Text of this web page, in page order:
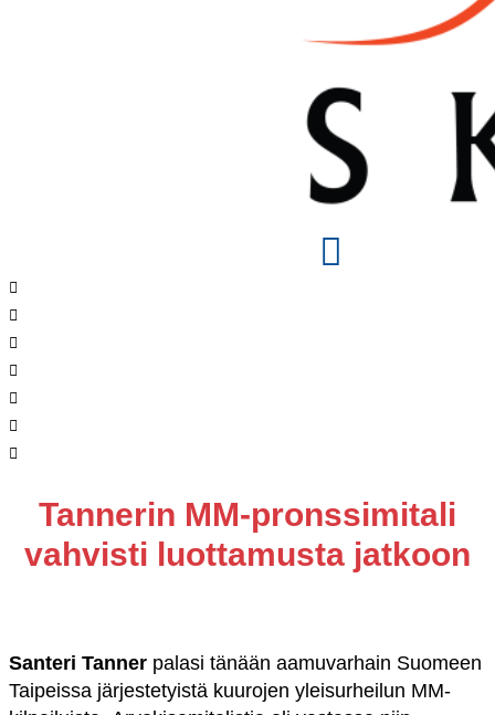
Tannerin MM-pronssimitali
vahvisti luottamusta jatkoon
Santeri Tanner palasi tänään aamuvarhain Suomeen
Taipeissa järjestetyistä kuurojen yleisurheilun MM-